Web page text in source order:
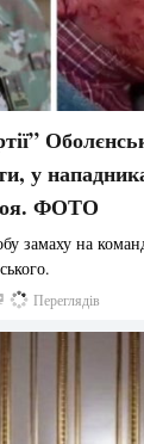
у
ФОТО
замаху на
194 Переглядів